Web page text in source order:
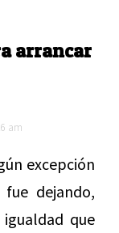
arrancar
am
excepción
fue dejando,
que